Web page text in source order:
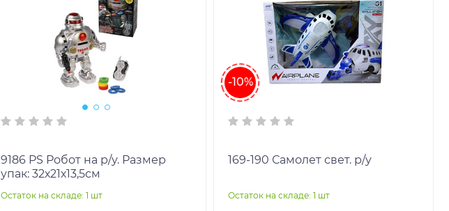
9186 PS Робот на р/у. Размер
упак: 32х21х13,5см
Остаток на складе: 1 шт
-10%
169-190 Самолет свет. р/у
Остаток на складе: 1 шт